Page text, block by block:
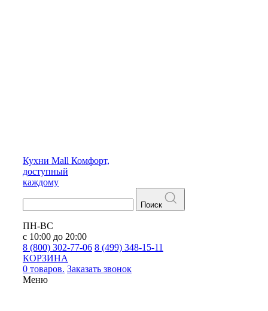
Кухни Mall Комфорт,
доступный
каждому
Поиск
ПН-ВС
с 10:00 до 20:00
8 (800) 302-77-06 8 (499) 348-15-11
КОРЗИНА
0 товаров. Заказать звонок
Меню